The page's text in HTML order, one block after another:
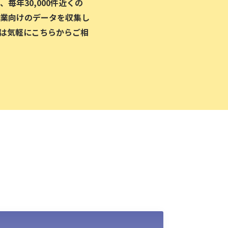
向けのデータを収集し
気軽にこちらからご相